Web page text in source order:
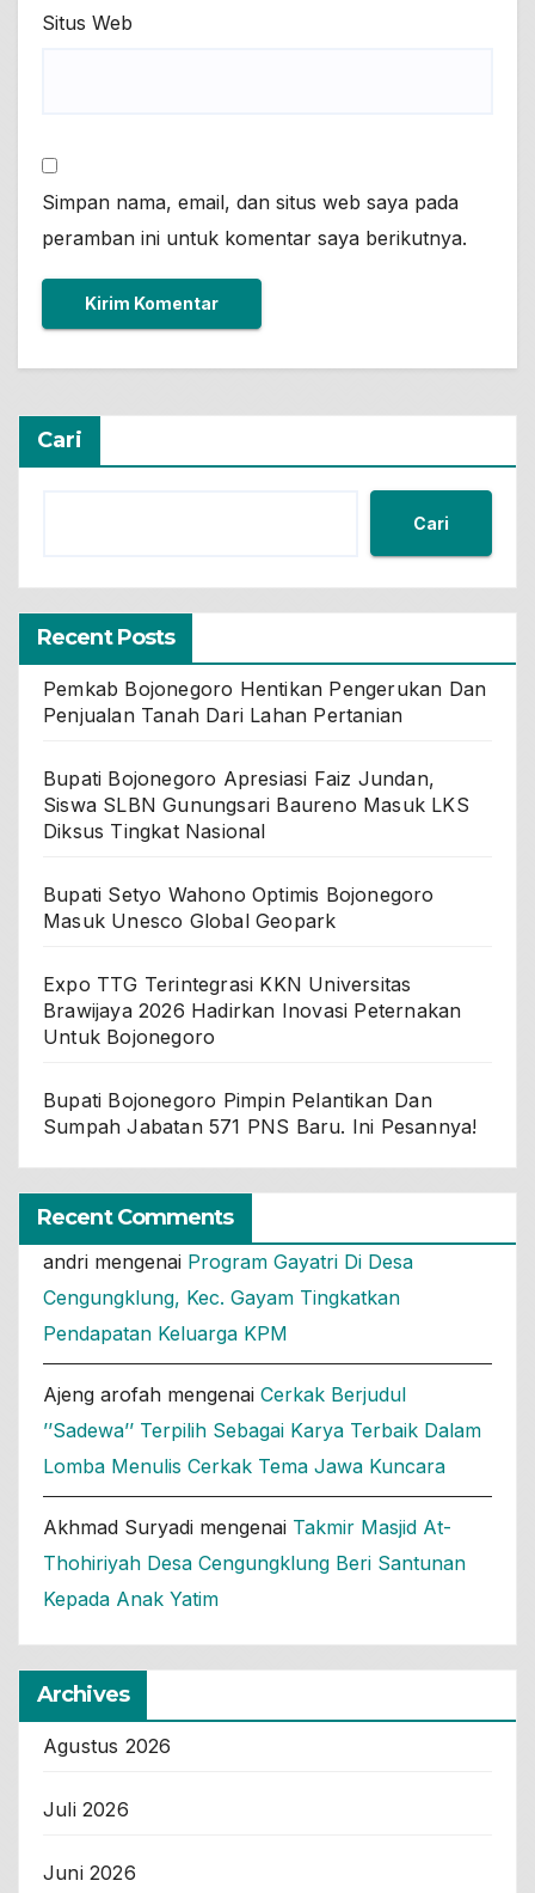
Situs Web
Simpan nama, email, dan situs web saya pada
peramban ini untuk komentar saya berikutnya.
Cari
Cari
Recent Posts
Pemkab Bojonegoro Hentikan Pengerukan Dan
Penjualan Tanah Dari Lahan Pertanian
Bupati Bojonegoro Apresiasi Faiz Jundan,
Siswa SLBN Gunungsari Baureno Masuk LKS
Diksus Tingkat Nasional
Bupati Setyo Wahono Optimis Bojonegoro
Masuk Unesco Global Geopark
Expo TTG Terintegrasi KKN Universitas
Brawijaya 2026 Hadirkan Inovasi Peternakan
Untuk Bojonegoro
Bupati Bojonegoro Pimpin Pelantikan Dan
Sumpah Jabatan 571 PNS Baru. Ini Pesannya!
Recent Comments
andri mengenai Program Gayatri Di Desa
Cengungklung, Kec. Gayam Tingkatkan
Pendapatan Keluarga KPM
Ajeng arofah mengenai Cerkak Berjudul
’’Sadewa’’ Terpilih Sebagai Karya Terbaik Dalam
Lomba Menulis Cerkak Tema Jawa Kuncara
Akhmad Suryadi mengenai Takmir Masjid At-
Thohiriyah Desa Cengungklung Beri Santunan
Kepada Anak Yatim
Archives
Agustus 2026
Juli 2026
Juni 2026